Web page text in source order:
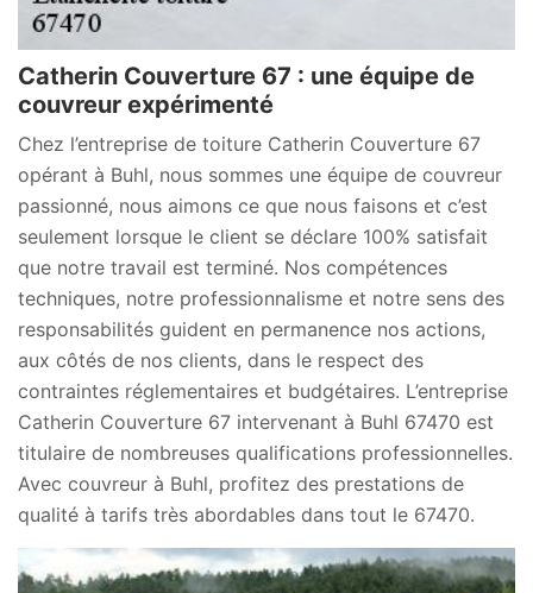
Catherin Couverture 67 : une équipe de
couvreur expérimenté
Chez l’entreprise de toiture Catherin Couverture 67
opérant à Buhl, nous sommes une équipe de couvreur
passionné, nous aimons ce que nous faisons et c’est
seulement lorsque le client se déclare 100% satisfait
que notre travail est terminé. Nos compétences
techniques, notre professionnalisme et notre sens des
responsabilités guident en permanence nos actions,
aux côtés de nos clients, dans le respect des
contraintes réglementaires et budgétaires. L’entreprise
Catherin Couverture 67 intervenant à Buhl 67470 est
titulaire de nombreuses qualifications professionnelles.
Avec couvreur à Buhl, profitez des prestations de
qualité à tarifs très abordables dans tout le 67470.